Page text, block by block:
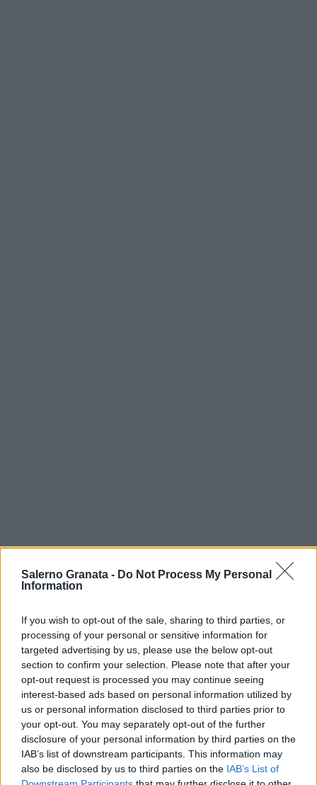
Salerno Granata - Do Not Process My Personal
Information
If you wish to opt-out of the sale, sharing to third parties, or
processing of your personal or sensitive information for
targeted advertising by us, please use the below opt-out
section to confirm your selection. Please note that after your
opt-out request is processed you may continue seeing
interest-based ads based on personal information utilized by
us or personal information disclosed to third parties prior to
your opt-out. You may separately opt-out of the further
disclosure of your personal information by third parties on the
IAB’s list of downstream participants. This information may
also be disclosed by us to third parties on the IAB’s List of